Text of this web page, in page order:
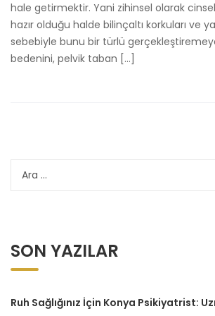
hale getirmektir. Yani zihinsel olarak
hazır olduğu halde bilinçaltı korkuları ve
sebebiyle bunu bir türlü
bedenini, pelvik taban […]
SON YAZILAR
Ruh Sağlığınız İçin Konya Psikiyatrist: